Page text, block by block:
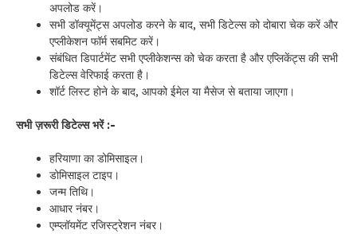
अपलोड करें।
सभी डॉक्यूमेंट्स अपलोड करने के बाद, सभी डिटेल्स को दोबारा चेक करें और
एप्लीकेशन फॉर्म सबमिट करें।
संबंधित डिपार्टमेंट सभी एप्लीकेशन्स को चेक करता है और एप्लिकेंट्स की सभी
डिटेल्स वेरिफाई करता है।
शॉर्ट लिस्ट होने के बाद, आपको ईमेल या मैसेज से बताया जाएगा।
सभी ज़रूरी डिटेल्स भरें :-
हरियाणा का डोमिसाइल।
डोमिसाइल टाइप।
जन्म तिथि।
आधार नंबर।
एम्प्लॉयमेंट रजिस्ट्रेशन नंबर।